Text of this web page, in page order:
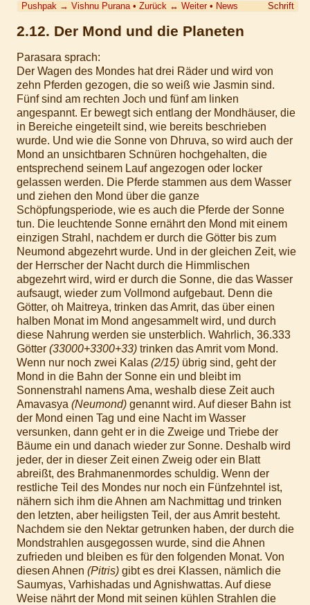
Pushpak → Vishnu Purana•Zurück ↔ Weiter• News Schrift
2.12. Der Mond und die Planeten
Parasara sprach:
Der Wagen des Mondes hat drei Räder und wird von
zehn Pferden gezogen, die so weiß wie Jasmin sind.
Fünf sind am rechten Joch und fünf am linken
angespannt. Er bewegt sich entlang der Mondhäuser, die
in Bereiche eingeteilt sind, wie bereits beschrieben
wurde. Und wie die Sonne von Dhruva, so wird auch der
Mond an unsichtbaren Schnüren hochgehalten, die
entsprechend seinem Lauf angezogen oder locker
gelassen werden. Die Pferde stammen aus dem Wasser
und ziehen den Mond über die ganze
Schöpfungsperiode, wie es auch die Pferde der Sonne
tun. Die leuchtende Sonne ernährt den Mond mit einem
einzigen Strahl, nachdem er durch die Götter bis zum
Neumond abgezehrt wurde. Und in der gleichen Zeit, wie
der Herrscher der Nacht durch die Himmlischen
abgezehrt wird, wird er durch die Sonne, die das Wasser
aufsaugt, wieder zum Vollmond aufgebaut. Denn die
Götter, oh Maitreya, trinken das Amrit, das über einen
halben Monat im Mond angesammelt wird, und durch
diese Nahrung werden sie unsterblich. Wahrlich, 36.333
Götter (33000+3300+33) trinken das Amrit vom Mond.
Wenn nur noch zwei Kalas (2/15) übrig sind, geht der
Mond in die Bahn der Sonne ein und bleibt im
Sonnenstrahl namens Ama, weshalb diese Zeit auch
Amavasya (Neumond) genannt wird. Auf dieser Bahn ist
der Mond einen Tag und eine Nacht im Wasser
versunken, dann geht er in die Zweige und Triebe der
Bäume ein und danach wieder zur Sonne. Deshalb wird
jeder, der in dieser Zeit einen Zweig oder ein Blatt
abreißt, des Brahmanenmordes schuldig. Wenn der
restliche Teil des Mondes nur noch ein Fünfzehntel ist,
nähern sich ihm die Ahnen am Nachmittag und trinken
den letzten, aber heiligsten Teil, der aus Amrit besteht.
Nachdem sie den Nektar getrunken haben, der durch die
Mondstrahlen ausgegossen wurde, sind die Ahnen
zufrieden und bleiben es für den folgenden Monat. Von
diesen Ahnen (Pitris) gibt es drei Klassen, nämlich die
Saumyas, Varhishadas und Agnishwattas. Auf diese
Weise nährt der Mond mit seinen kühlen Strahlen die